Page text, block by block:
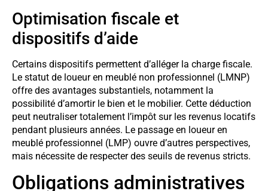
Optimisation fiscale et
dispositifs d’aide
Certains dispositifs permettent d’alléger la charge fiscale.
Le statut de loueur en meublé non professionnel (LMNP)
offre des avantages substantiels, notamment la
possibilité d’amortir le bien et le mobilier. Cette déduction
peut neutraliser totalement l’impôt sur les revenus locatifs
pendant plusieurs années. Le passage en loueur en
meublé professionnel (LMP) ouvre d’autres perspectives,
mais nécessite de respecter des seuils de revenus stricts.
Obligations administratives